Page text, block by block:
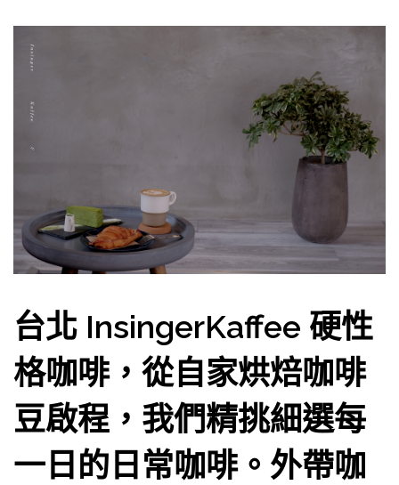
台北 InsingerKaffee 硬性
格咖啡，從自家烘焙咖啡
豆啟程，我們精挑細選每
一日的日常咖啡。外帶咖